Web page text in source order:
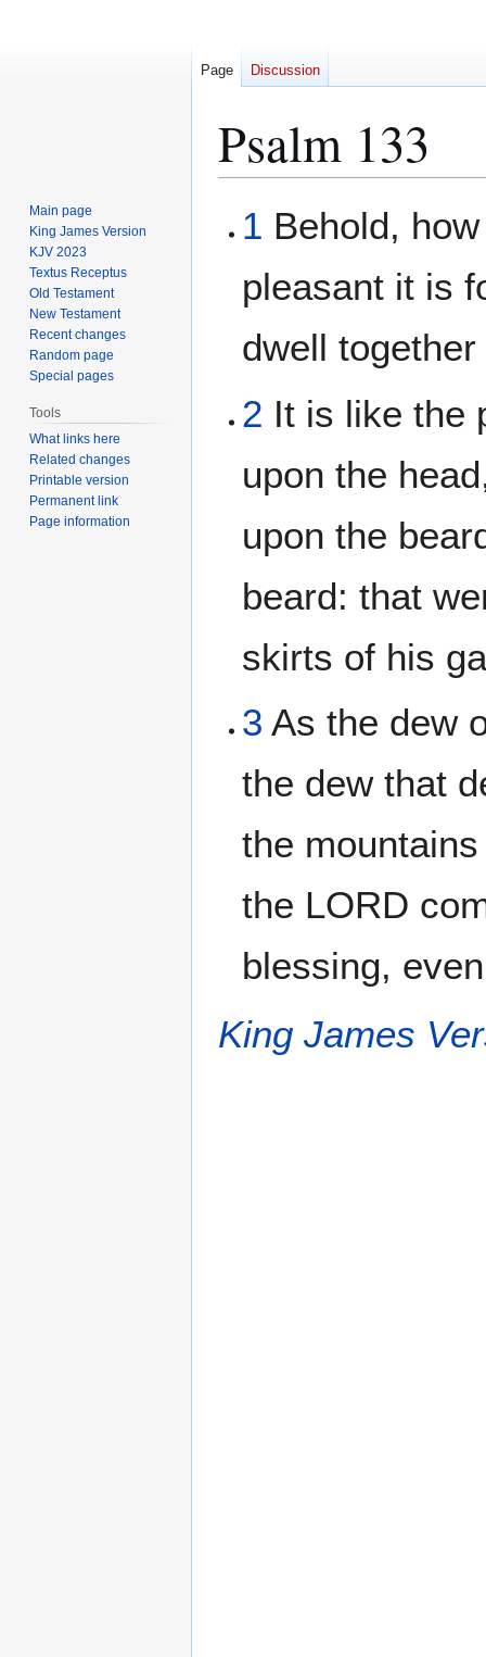
Psalm 133
toto
1 Behold,
pleasant it is
dwell
2 It is like the
upon the
upon the
beard: that
skirts of his
3 As the dew
the dew that
the
the LORD
blessing,
King James
Page Discussion
Main page
King James Version
KJV 2023
Textus Receptus
Old Testament
New Testament
Recent changes
Random page
Special pages
Tools
What links here
Related changes
Printable version
Permanent link
Page information